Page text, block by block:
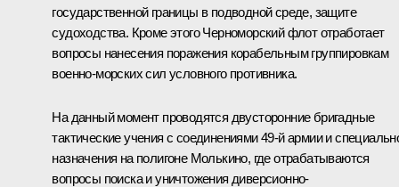
государственной границы в подводной среде, защите
судоходства. Кроме этого Черноморский флот отработает
вопросы нанесения поражения корабельным группировкам
военно-морских сил условного противника.
На данный момент проводятся двусторонние бригадные
тактические учения с соединениями 49‑й армии и
назначения на полигоне Молькино, где отрабатываются
вопросы поиска и уничтожения диверсионно-